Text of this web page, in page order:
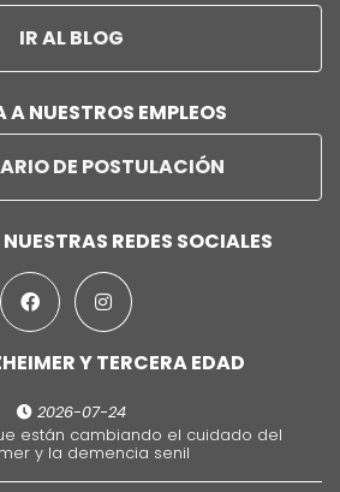
IR AL BLOG
A NUESTROS EMPLEOS
DE POSTULACIÓN
REDES SOCIALES
Y TERCERA EDAD
2026-07-24
están cambiando el cuidado del
y la demencia senil